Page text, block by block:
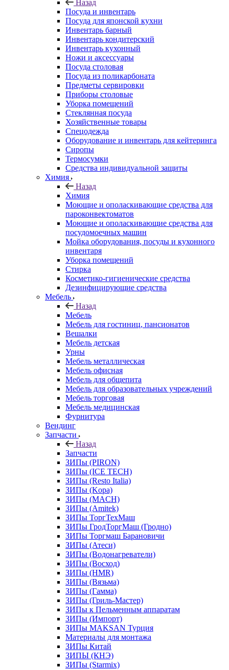
Назад
Посуда и инвентарь
Посуда для японской кухни
Инвентарь барный
Инвентарь кондитерский
Инвентарь кухонный
Ножи и аксессуары
Посуда столовая
Посуда из поликарбоната
Предметы сервировки
Приборы столовые
Уборка помещений
Стеклянная посуда
Хозяйственные товары
Спецодежда
Оборудование и инвентарь для кейтеринга
Сиропы
Термосумки
Средства индивидуальной защиты
Химия
Назад
Химия
Моющие и ополаскивающие средства для
пароконвектоматов
Моющие и ополаскивающие средства для
посудомоечных машин
Мойка оборудования, посуды и кухонного
инвентаря
Уборка помещений
Стирка
Косметико-гигиенические средства
Дезинфицирующие средства
Мебель
Назад
Мебель
Мебель для гостиниц, пансионатов
Вешалки
Мебель детская
Урны
Мебель металлическая
Мебель офисная
Мебель для общепита
Мебель для образовательных учреждений
Мебель торговая
Мебель медицинская
Фурнитура
Вендинг
Запчасти
Назад
Запчасти
ЗИПы (PIRON)
ЗИПы (ICE TECH)
ЗИПы (Resto Italia)
ЗИПы (Kopa)
ЗИПы (MACH)
ЗИПы (Amitek)
ЗИПы ТоргТехМаш
ЗИПы ГродТоргМаш (Гродно)
ЗИПы Торгмаш Барановичи
ЗИПы (Атеси)
ЗИПы (Водонагреватели)
ЗИПы (Восход)
ЗИПы (HMR)
ЗИПы (Вязьма)
ЗИПы (Гамма)
ЗИПы (Гриль-Мастер)
ЗИПы к Пельменным аппаратам
ЗИПы (Импорт)
ЗИПы MAKSAN Турция
Материалы для монтажа
ЗИПы Китай
ЗИПЫ (КНЭ)
ЗИПы (Starmix)